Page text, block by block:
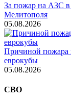
За пожар на АЗС в
Мелитополя
05.08.2026
Причиной пожара
еврокубы
05.08.2026
СВО